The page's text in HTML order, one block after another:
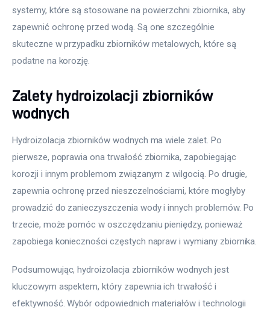
systemy, które są stosowane na powierzchni zbiornika, aby
zapewnić ochronę przed wodą. Są one szczególnie
skuteczne w przypadku zbiorników metalowych, które są
podatne na korozję.
Zalety hydroizolacji zbiorników
wodnych
Hydroizolacja zbiorników wodnych ma wiele zalet. Po
pierwsze, poprawia ona trwałość zbiornika, zapobiegając
korozji i innym problemom związanym z wilgocią. Po drugie,
zapewnia ochronę przed nieszczelnościami, które mogłyby
prowadzić do zanieczyszczenia wody i innych problemów. Po
trzecie, może pomóc w oszczędzaniu pieniędzy, ponieważ
zapobiega konieczności częstych napraw i wymiany zbiornika.
Podsumowując, hydroizolacja zbiorników wodnych jest
kluczowym aspektem, który zapewnia ich trwałość i
efektywność. Wybór odpowiednich materiałów i technologii